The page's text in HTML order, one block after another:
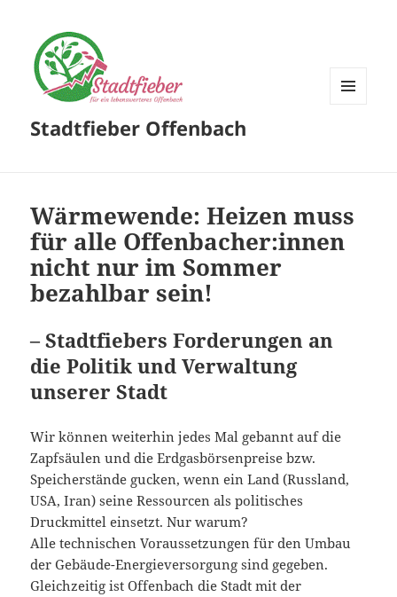
Stadtfieber Offenbach
Wärmewende: Heizen muss
für alle Offenbacher:innen
nicht nur im Sommer
bezahlbar sein!
– Stadtfiebers Forderungen an
die Politik und Verwaltung
unserer Stadt
Wir können weiterhin jedes Mal gebannt auf die
Zapfsäulen und die Erdgasbörsenpreise bzw.
Speicherstände gucken, wenn ein Land (Russland,
USA, Iran) seine Ressourcen als politisches
Druckmittel einsetzt. Nur warum?
Alle technischen Voraussetzungen für den Umbau
der Gebäude-Energieversorgung sind gegeben.
Gleichzeitig ist Offenbach die Stadt mit der